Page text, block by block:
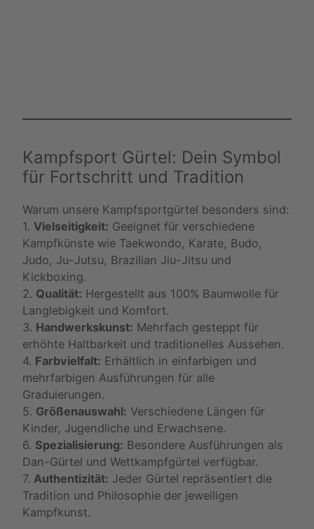
Kampfsport Gürtel: Dein Symbol
für Fortschritt und Tradition
Warum unsere Kampfsportgürtel besonders sind:
1. Vielseitigkeit: Geeignet für verschiedene
Kampfkünste wie Taekwondo, Karate, Budo,
Judo, Ju-Jutsu, Brazilian Jiu-Jitsu und
Kickboxing.
2. Qualität: Hergestellt aus 100% Baumwolle für
Langlebigkeit und Komfort.
3. Handwerkskunst: Mehrfach gesteppt für
erhöhte Haltbarkeit und traditionelles Aussehen.
4. Farbvielfalt: Erhältlich in einfarbigen und
mehrfarbigen Ausführungen für alle
Graduierungen.
5. Größenauswahl: Verschiedene Längen für
Kinder, Jugendliche und Erwachsene.
6. Spezialisierung: Besondere Ausführungen als
Dan-Gürtel und Wettkampfgürtel verfügbar.
7. Authentizität: Jeder Gürtel repräsentiert die
Tradition und Philosophie der jeweiligen
Kampfkunst.